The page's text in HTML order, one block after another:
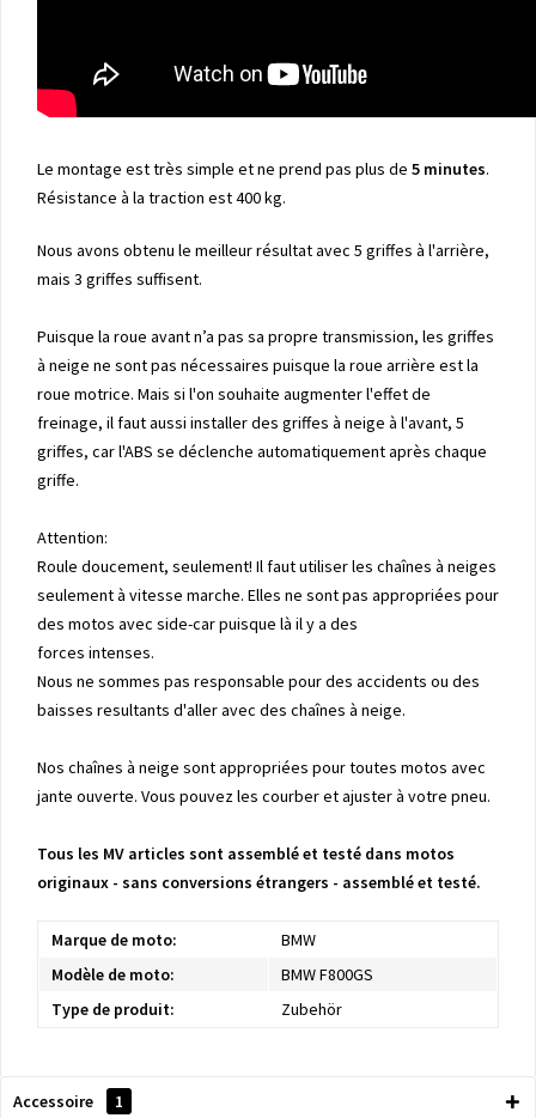
Le montage est très simple et ne prend pas plus de 5 minutes.
Résistance à la traction est 400 kg.
Nous avons obtenu le meilleur résultat avec 5 griffes à l'arrière,
mais 3 griffes suffisent.
Puisque la roue avant n’a pas sa propre transmission, les griffes
à neige ne sont pas nécessaires puisque la roue arrière est la
roue motrice. Mais si l'on souhaite augmenter l'effet de
freinage, il faut aussi installer des griffes à neige à l'avant, 5
griffes, car l'ABS se déclenche automatiquement après chaque
griffe.
Attention:
Roule doucement, seulement! Il faut utiliser les chaînes à neiges
seulement à vitesse marche. Elles ne sont pas appropriées pour
des motos avec side-car puisque là il y a des
forces intenses.
Nous ne sommes pas responsable pour des accidents ou des
baisses resultants d'aller avec des chaînes à neige.
Nos chaînes à neige sont appropriées pour toutes motos avec
jante ouverte. Vous pouvez les courber et ajuster à votre pneu.
Tous les MV articles sont assemblé et testé dans motos
originaux - sans conversions étrangers - assemblé et testé.
Marque de moto:
BMW
Modèle de moto:
BMW F800GS
Type de produit:
Zubehör
Accessoire 1